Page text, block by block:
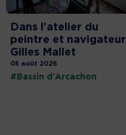
Dans l’atelier du
peintre et navigateur
Gilles Mallet
05 août 2026
#Bassin d'Arcachon